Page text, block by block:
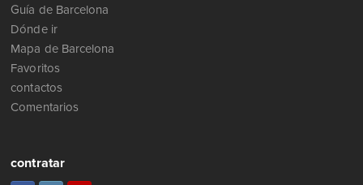
Guía de Barcelona
Dónde ir
Mapa de Barcelona
Favoritos
contactos
Comentarios
contratar